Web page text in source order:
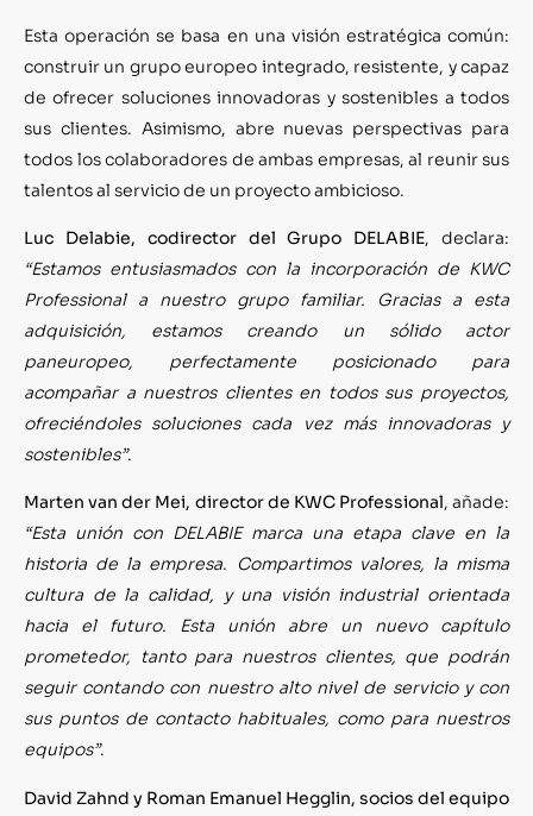
Esta operación se basa en una visión estratégica común:
construir un grupo europeo integrado, resistente, y capaz
de ofrecer soluciones innovadoras y sostenibles a todos
sus clientes. Asimismo, abre nuevas perspectivas para
todos los colaboradores de ambas empresas, al reunir sus
talentos al servicio de un proyecto ambicioso.
Luc Delabie, codirector del Grupo DELABIE, declara:
“Estamos entusiasmados con la incorporación de KWC
Professional a nuestro grupo familiar. Gracias a esta
adquisición, estamos creando un sólido actor
paneuropeo, perfectamente posicionado para
acompañar a nuestros clientes en todos sus proyectos,
ofreciéndoles soluciones cada vez más innovadoras y
sostenibles”.
Marten van der Mei, director de KWC Professional, añade:
“Esta unión con DELABIE marca una etapa clave en la
historia de la empresa. Compartimos valores, la misma
cultura de la calidad, y una visión industrial orientada
hacia el futuro. Esta unión abre un nuevo capítulo
prometedor, tanto para nuestros clientes, que podrán
seguir contando con nuestro alto nivel de servicio y con
sus puntos de contacto habituales, como para nuestros
equipos”.
David Zahnd y Roman Emanuel Hegglin, socios del equipo